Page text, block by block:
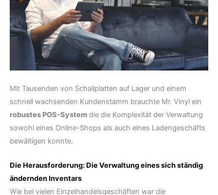
Mit Tausenden von Schallplatten auf Lager und einem
schnell wachsenden Kundenstamm brauchte Mr. Vinyl ein
robustes POS-System die die Komplexität der Verwaltung
sowohl eines Online-Shops als auch eines Ladengeschäfts
bewältigen konnte.
Die Herausforderung: Die Verwaltung eines sich ständig
ändernden Inventars
Wie bei vielen Einzelhandelsgeschäften war die